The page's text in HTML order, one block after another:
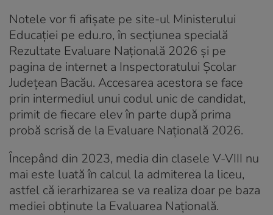
Notele vor fi afișate pe site-ul Ministerului
Educației pe edu.ro, în secțiunea specială
Rezultate Evaluare Națională 2026 și pe
pagina de internet a Inspectoratului Școlar
Judeţean Bacău. Accesarea acestora se face
prin intermediul unui codul unic de candidat,
primit de fiecare elev în parte după prima
probă scrisă de la Evaluare Națională 2026.
Începând din 2023, media din clasele V-VIII nu
mai este luată în calcul la admiterea la liceu,
astfel că ierarhizarea se va realiza doar pe baza
mediei obţinute la Evaluarea Naţională.